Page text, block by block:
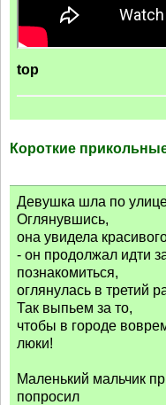
top
Короткие
Девушка шла по
Оглянувшись,
она увидела
- он продолжал идти
познакомиться,
оглянулась в третий
Так выпьем за то,
чтобы в городе
люки!
Маленький мальчик
попросил